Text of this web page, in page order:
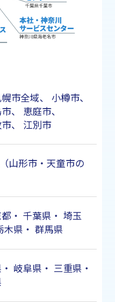
市全域、 小樽市、
、 恵庭市、
、 江別市
山形市・天童市の
・ 千葉県 ・ 埼玉
木県 ・ 群馬県
・ 岐阜県 ・ 三重県 ・